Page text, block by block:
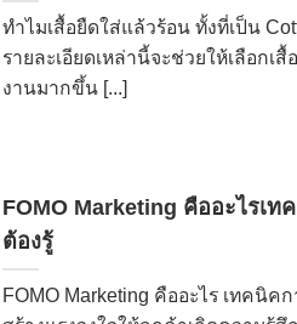
ทำไมเสื้อยืดใส่แล้วร้อน ทั้งที่เป็น
รายละเอียดเหล่านี้จะช่วยให้เลือกเ
งานมากขึ้น [...]
FOMO Marketing คืออะไรเ
ต้องรู้
FOMO Marketing คืออะไร เทคนิค